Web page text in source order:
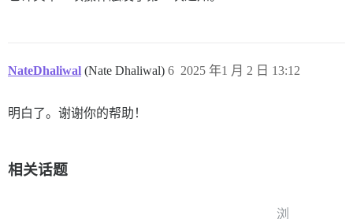
NateDhaliwal (Nate Dhaliwal) 2025 年1 月 2 日 13:12
6
明白了。谢谢你的帮助！
相关话题
浏